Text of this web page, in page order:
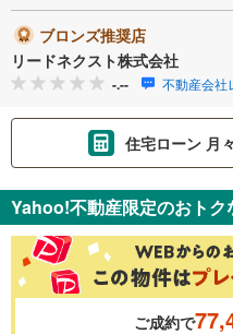
ブロンズ推奨店
リードネクスト株式会社
-.-- 不動産会社
住宅ローン 月
金利
Yahoo!不動産限定のおトク
ご成約で